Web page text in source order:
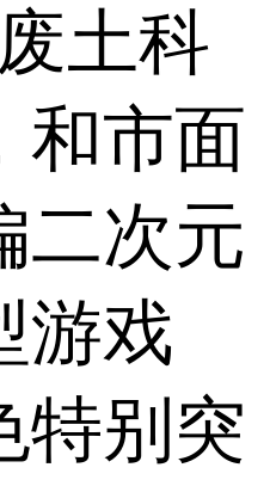
土科
和市面
二次元
游戏
特别突